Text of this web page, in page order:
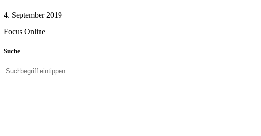
4. September 2019
Focus Online
Suche